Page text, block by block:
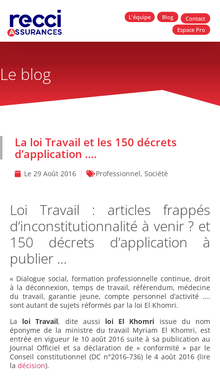
L'équipe Blog
Contact
Espace Pro
Le blog
La loi Travail et les 150 décrets
d’application ….
Le 29 Août 2016 Professionnel, Société
Loi Travail : articles frappés
d’inconstitutionnalité à venir ? et
150 décrets d’application à
publier …
« Dialogue social, formation professionnelle continue, droit
à la déconnexion, temps de travail, référendum, médecine
du travail, garantie jeune, compte personnel d’activité ….
sont autant de sujets réformés par la loi El Khomri.
La loi Travail, dite aussi loi El Khomri issue du nom
éponyme de la ministre du travail Myriam El Khomri, est
entrée en vigueur le 10 août 2016 suite à sa publication au
Journal Officiel et sa déclaration de « conformité » par le
Conseil constitutionnel (DC n°2016-736) le 4 août 2016 (lire
la décision).